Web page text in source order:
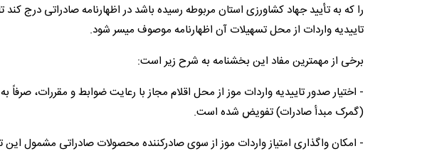
را که به تأیید جهاد کشاورزی استان مربوطه رسیده باشد در اظهارنامه صادراتی درج
تاییدیه واردات از محل تسهیلات آن اظهارنامه موصوف میسر شود.
برخی از مهمترین مفاد این بخشنامه به شرح زیر است:
- اختیار صدور تاییدیه واردات موز از محل اقلام مجاز با رعایت ضوابط و مقررات،
(گمرک مبدأ صادرات) تفویض شده است.
- امکان واگذاری امتیاز واردات موز از سوی صادرکننده محصولات صادراتی مشمول این